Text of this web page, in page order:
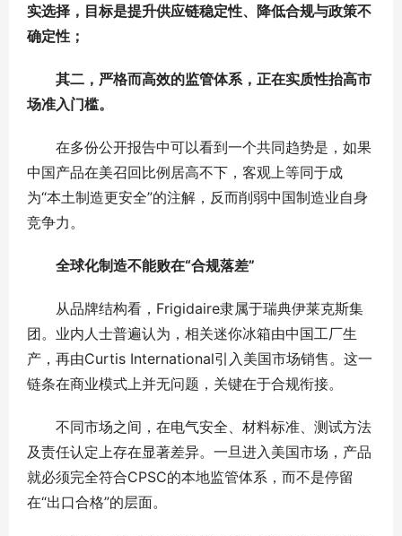
实选择，目标是提升供应链稳定性、降低合规与政策不
确定性；
其二，严格而高效的监管体系，正在实质性抬高市
场准入门槛。
在多份公开报告中可以看到一个共同趋势是，如果
中国产品在美召回比例居高不下，客观上等同于成
为“本土制造更安全”的注解，反而削弱中国制造业自身
竞争力。
全球化制造不能败在“合规落差”
从品牌结构看，Frigidaire隶属于瑞典伊莱克斯集
团。业内人士普遍认为，相关迷你冰箱由中国工厂生
产，再由Curtis International引入美国市场销售。这一
链条在商业模式上并无问题，关键在于合规衔接。
不同市场之间，在电气安全、材料标准、测试方法
及责任认定上存在显著差异。一旦进入美国市场，产品
就必须完全符合CPSC的本地监管体系，而不是停留
在“出口合格”的层面。